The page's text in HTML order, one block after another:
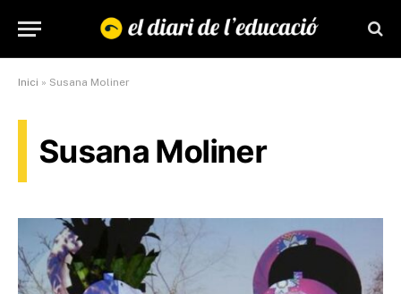
Inici » Susana Moliner
Susana Moliner